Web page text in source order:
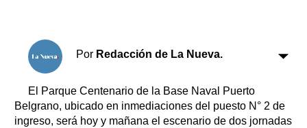
Por Redacción de La Nueva.
El Parque Centenario de la Base Naval Puerto
Belgrano, ubicado en inmediaciones del puesto N° 2 de
ingreso, será hoy y mañana el escenario de dos jornadas